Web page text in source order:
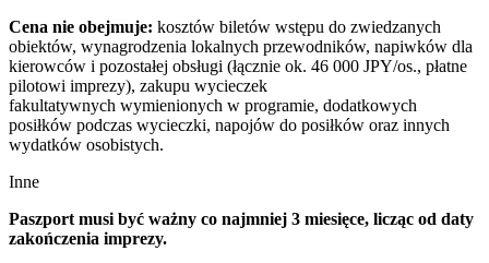
Cena nie obejmuje: kosztów biletów wstępu do zwiedzanych
obiektów, wynagrodzenia lokalnych przewodników, napiwków dla
kierowców i pozostałej obsługi (łącznie ok. 46 000 JPY/os., płatne
pilotowi imprezy), zakupu wycieczek
fakultatywnych wymienionych w programie, dodatkowych
posiłków podczas wycieczki, napojów do posiłków oraz innych
wydatków osobistych.
Inne
Paszport musi być ważny co najmniej 3 miesięce, licząc od daty
zakończenia imprezy.